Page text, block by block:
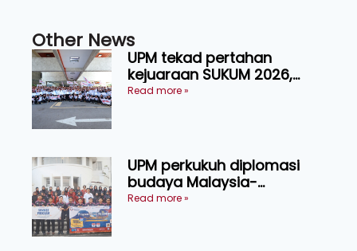
Other News
UPM tekad pertahan
kejuaraan SUKUM 2026,
sasar 16 pingat emas
Read more »
UPM perkukuh diplomasi
budaya Malaysia-
Indonesia melalui Narasi
Read more »